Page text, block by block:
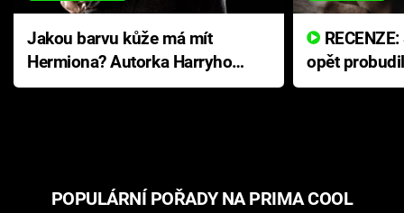
Jakou barvu kůže má mít
Hermiona? Autorka Harryho
Pottera přišla s ráznou
opět
přichází s
POPULÁRNÍ POŘADY NA PRIMA COOL